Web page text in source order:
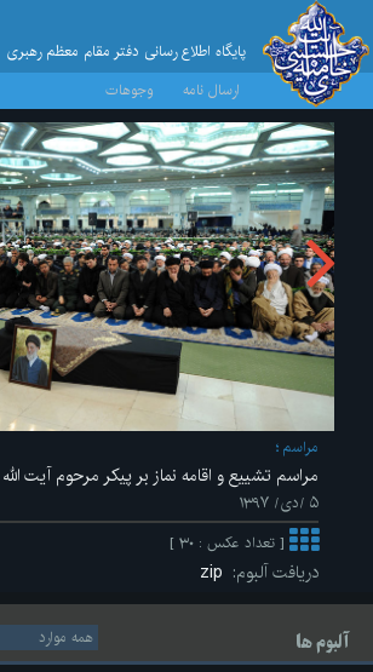
پایگاه اطلاع رسانی دفتر مقام معظم رهبری
ارسال نامه
وجوهات
مراسم
مراسم تشییع و اقامه نماز بر پیکر مرحوم آیت
۵ /دی/ ۱۳۹۷
[ تعداد عکس : ۳۰ ]
دریافت آلبوم:
آلبوم ها